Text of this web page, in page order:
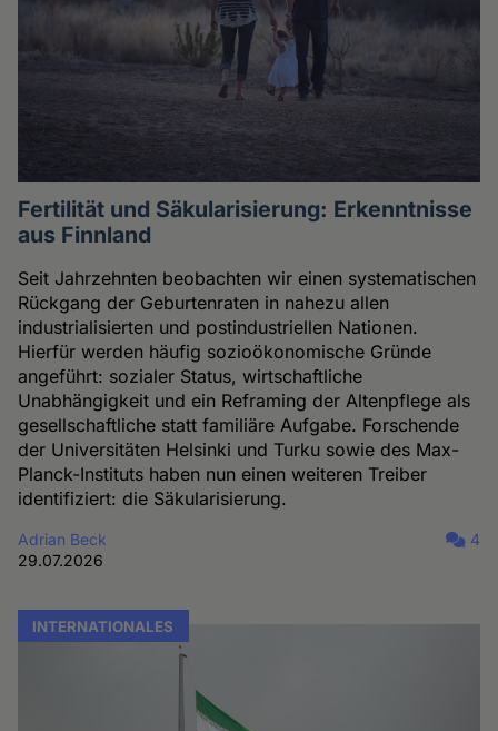
Fertilität und Säkularisierung: Erkenntnisse
aus Finnland
Seit Jahrzehnten beobachten wir einen systematischen
Rückgang der Geburtenraten in nahezu allen
industrialisierten und postindustriellen Nationen.
Hierfür werden häufig sozioökonomische Gründe
angeführt: sozialer Status, wirtschaftliche
Unabhängigkeit und ein Reframing der Altenpflege als
gesellschaftliche statt familiäre Aufgabe. Forschende
der Universitäten Helsinki und Turku sowie des Max-
Planck-Instituts haben nun einen weiteren Treiber
identifiziert: die Säkularisierung.
Adrian Beck
29.07.2026
4
INTERNATIONALES